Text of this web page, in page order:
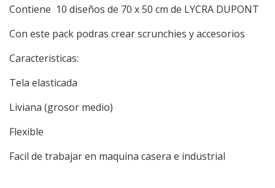
Contiene 10 diseños de 70 x 50 cm de LYCRA DUPONT
Con este pack podras crear scrunchies y accesorios
Caracteristicas:
Tela elasticada
Liviana (grosor medio)
Flexible
Facil de trabajar en maquina casera e industrial